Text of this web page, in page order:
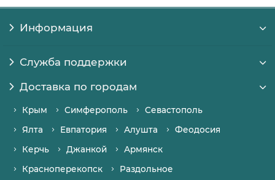
Информация
Служба поддержки
Доставка по городам
Крым Симферополь
Севастополь
Ялта
Евпатория Алушта
Феодосия
Керчь
Джанкой
Армянск
Красноперекопск
Раздольное